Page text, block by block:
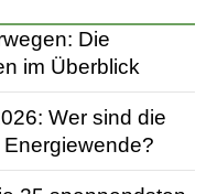
Die
im Überblick
Wer sind die